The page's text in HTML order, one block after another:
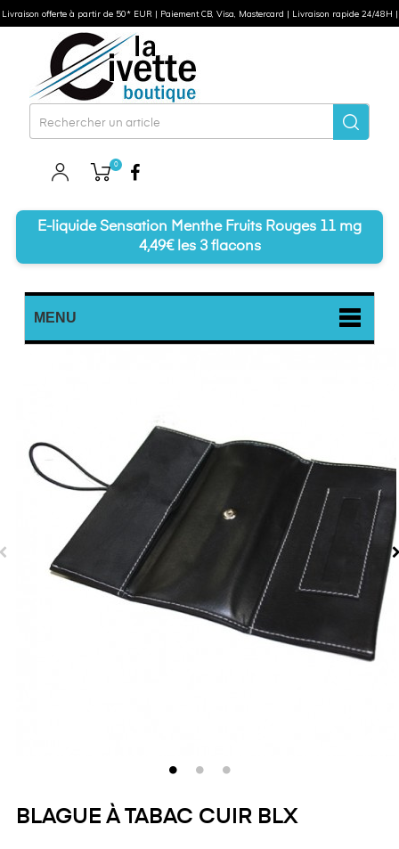
0
E-liquide Sensation Menthe Fruits Rouges 11 mg
4,49€ les 3 flacons
MENU
BLAGUE À TABAC CUIR BLX
Livraison offerte à partir de 50* EUR | Paiement CB, Visa, Mastercard | Livraison rapide 24/48H |